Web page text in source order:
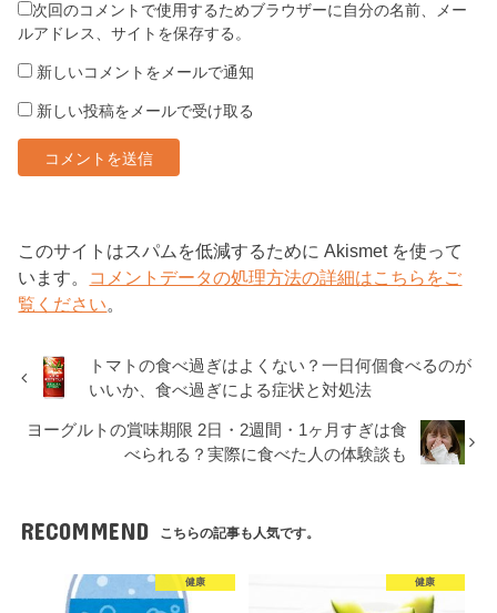
次回のコメントで使用するためブラウザーに自分の名前、メー
ルアドレス、サイトを保存する。
新しいコメントをメールで通知
新しい投稿をメールで受け取る
このサイトはスパムを低減するために Akismet を使って
います。 コメントデータの処理方法の詳細はこちらをご
覧ください。
トマトの食べ過ぎはよくない？一日何個食べるのが
いいか、食べ過ぎによる症状と対処法
ヨーグルトの賞味期限 2日・2週間・1ヶ月すぎは食
べられる？実際に食べた人の体験談も
RECOMMEND こちらの記事も人気です。
健康 健康